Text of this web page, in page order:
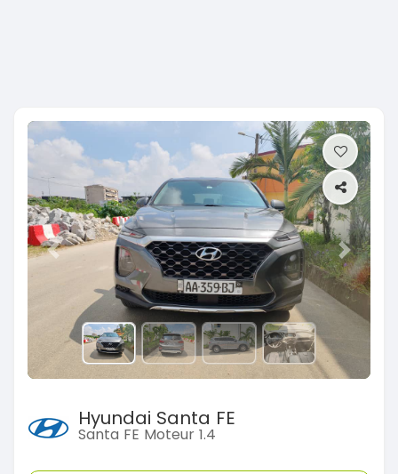
Previous Next
Hyundai Santa FE
Santa FE Moteur 1.4